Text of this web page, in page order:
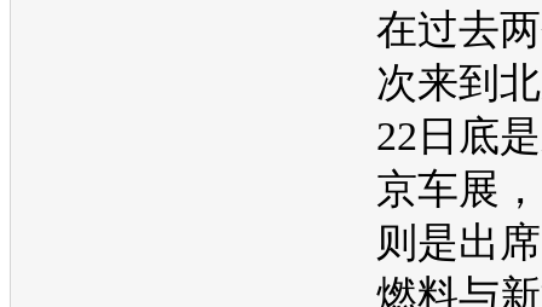
在过去
次来到
22日底
京车展
则是出
燃料与